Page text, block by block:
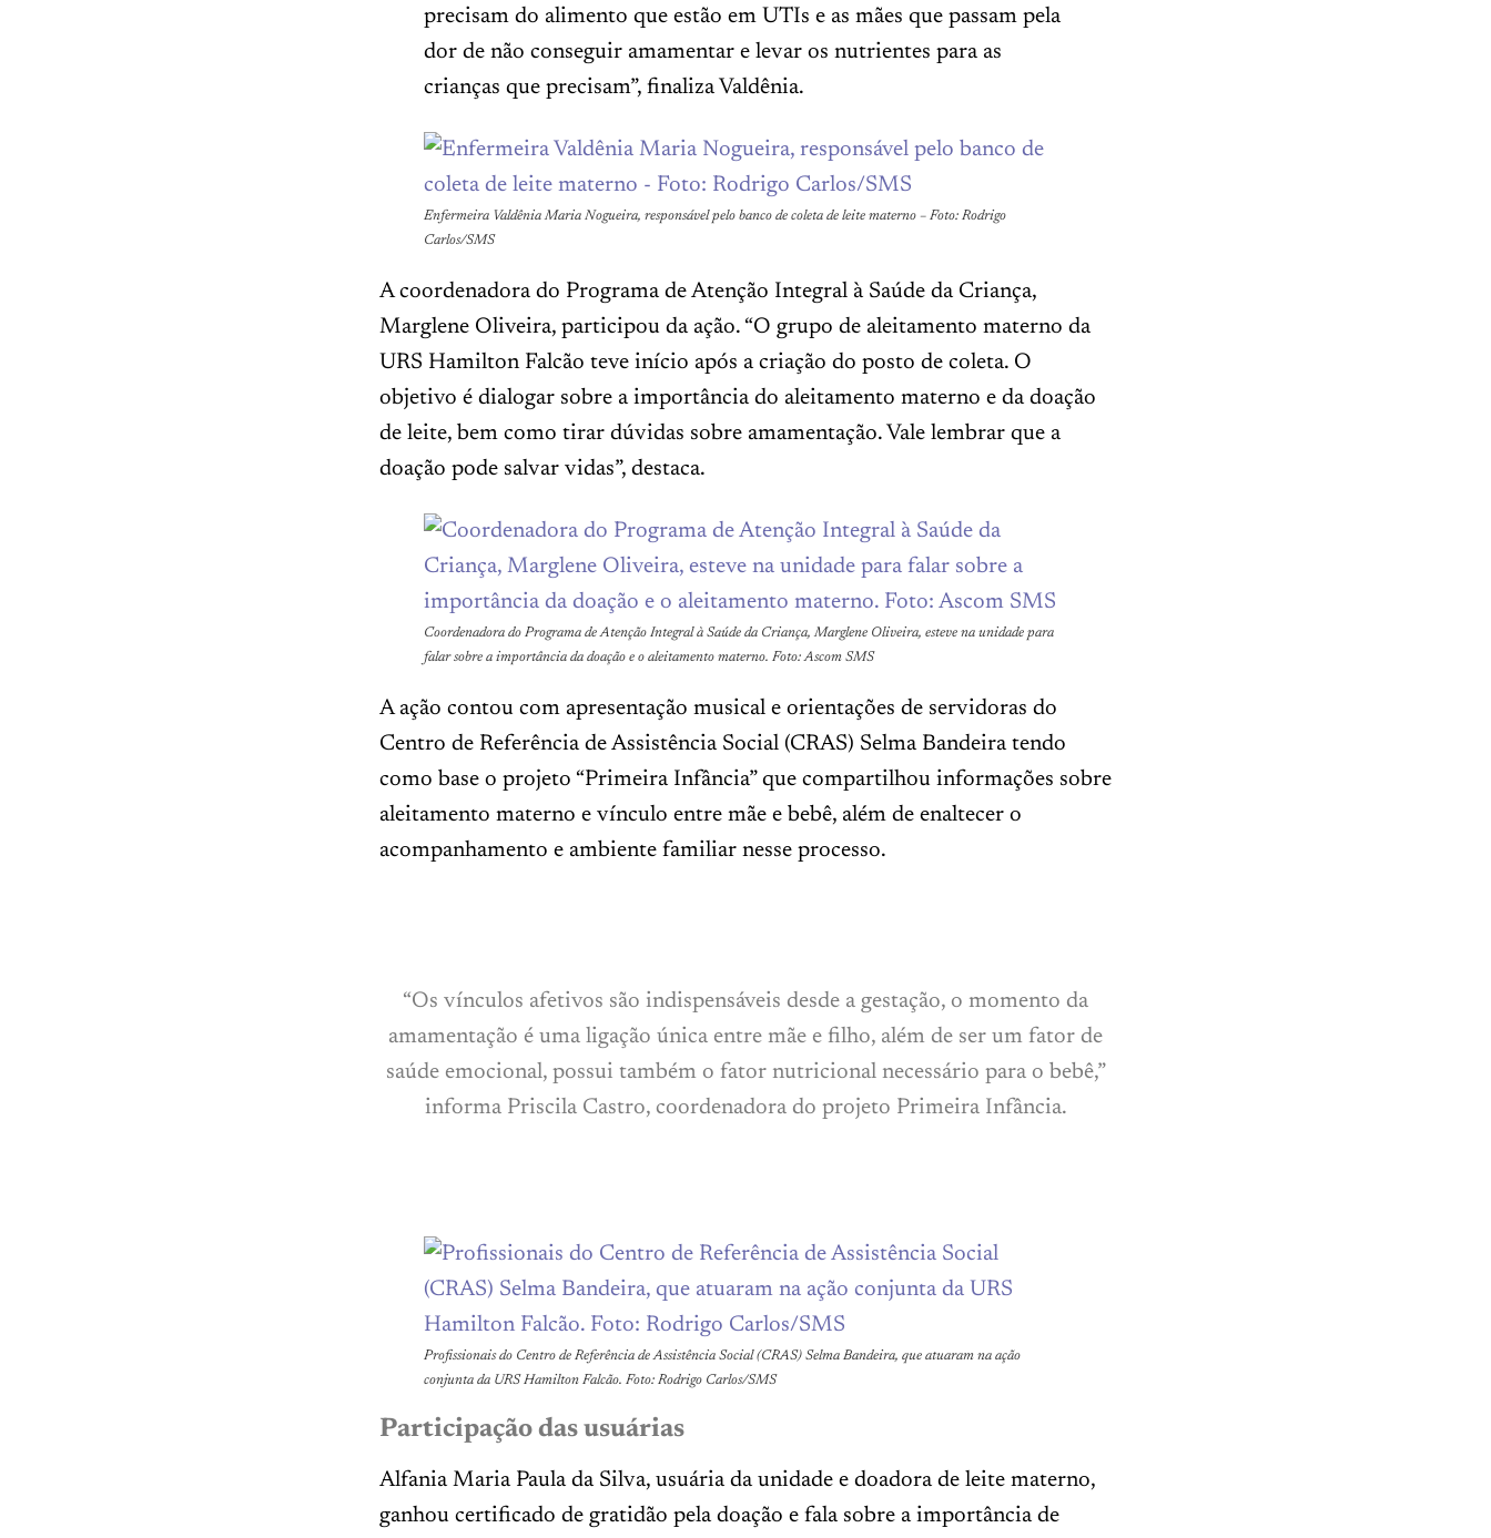
precisam do alimento que estão em UTIs e as mães que passam pela
dor de não conseguir amamentar e levar os nutrientes para as
crianças que precisam”, finaliza Valdênia.
Enfermeira Valdênia Maria Nogueira, responsável pelo banco de coleta de leite materno – Foto: Rodrigo
Carlos/SMS
A coordenadora do Programa de Atenção Integral à Saúde da Criança,
Marglene Oliveira, participou da ação. “O grupo de aleitamento materno da
URS Hamilton Falcão teve início após a criação do posto de coleta. O
objetivo é dialogar sobre a importância do aleitamento materno e da doação
de leite, bem como tirar dúvidas sobre amamentação. Vale lembrar que a
doação pode salvar vidas”, destaca.
Coordenadora do Programa de Atenção Integral à Saúde da Criança, Marglene Oliveira, esteve na unidade para
falar sobre a importância da doação e o aleitamento materno. Foto: Ascom SMS
A ação contou com apresentação musical e orientações de servidoras do
Centro de Referência de Assistência Social (CRAS) Selma Bandeira tendo
como base o projeto “Primeira Infância” que compartilhou informações sobre
aleitamento materno e vínculo entre mãe e bebê, além de enaltecer o
acompanhamento e ambiente familiar nesse processo.
“Os vínculos afetivos são indispensáveis desde a gestação, o momento da
amamentação é uma ligação única entre mãe e filho, além de ser um fator de
saúde emocional, possui também o fator nutricional necessário para o bebê,”
informa Priscila Castro, coordenadora do projeto Primeira Infância.
Profissionais do Centro de Referência de Assistência Social (CRAS) Selma Bandeira, que atuaram na ação
conjunta da URS Hamilton Falcão. Foto: Rodrigo Carlos/SMS
Participação das usuárias
Alfania Maria Paula da Silva, usuária da unidade e doadora de leite materno,
ganhou certificado de gratidão pela doação e fala sobre a importância de